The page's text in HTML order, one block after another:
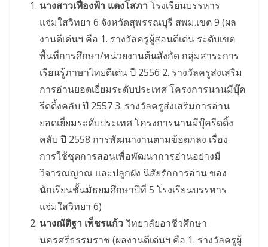
นางสาวเฟื่องฟ้า แตงโสภา โรงเรียนบรรหาร
แจ่มใสวิทยา 6 จังหวัดสุพรรณบุรี สพม.เขต 9 (ผล
งานดีเด่นฯ คือ 1. รางวัลครูผู้สอนดีเด่น ระดับเขต
พื้นที่การศึกษา/หน่วยงานต้นสังกัด กลุ่มสาระการ
เรียนรู้ภาษาไทยดีเด่น ปี 2556 2. รางวัลครูส่งเสริม
การอ่านยอดเยี่ยมระดับประเทศ โครงการนานมีบุ๊ค
รีดดิ้งคลับ ปี 2557 3. รางวัลครูส่งเสริมการอ่าน
ยอดเยี่ยมระดับประเทศ โครงการนานมีบุ๊ครีดดิ้ง
คลับ ปี 2558 การพัฒนางานตามข้อตกลง เรื่อง
การใช้ชุดการสอนเพื่อพัฒนาการอ่านอย่างมี
วิจารณญาณ และปลูกฝัง นิสัยรักการอ่าน ของ
นักเรียนชั้นมัธยมศึกษาปีที่ 5 โรงเรียนบรรหาร
แจ่มใสวิทยา 6)
นางณัติฐา เพ็ชรแก้ววิทยาลัยอาชีวศึกษา
นครศรีธรรมราช (ผลงานดีเด่นฯ คือ 1. รางวัลครูผู้